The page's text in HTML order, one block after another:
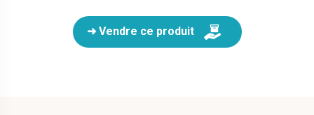
➜ Vendre ce produit